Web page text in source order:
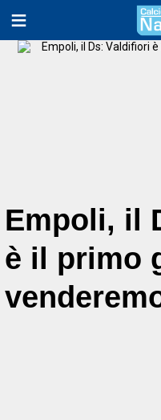
Empoli, il
è il primo